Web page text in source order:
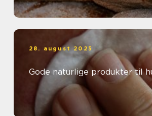
28. august 2025
Gode naturlige produkter til